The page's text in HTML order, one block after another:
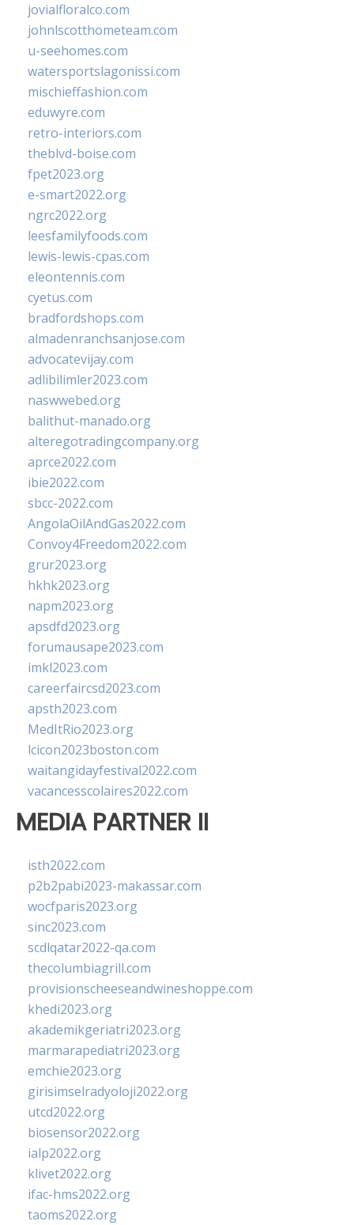
jovialfloralco.com
johnlscotthometeam.com
u-seehomes.com
watersportslagonissi.com
mischieffashion.com
eduwyre.com
retro-interiors.com
theblvd-boise.com
fpet2023.org
e-smart2022.org
ngrc2022.org
leesfamilyfoods.com
lewis-lewis-cpas.com
eleontennis.com
cyetus.com
bradfordshops.com
almadenranchsanjose.com
advocatevijay.com
adlibilimler2023.com
naswwebed.org
balithut-manado.org
alteregotradingcompany.org
aprce2022.com
ibie2022.com
sbcc-2022.com
AngolaOilAndGas2022.com
Convoy4Freedom2022.com
grur2023.org
hkhk2023.org
napm2023.org
apsdfd2023.org
forumausape2023.com
imkl2023.com
careerfaircsd2023.com
apsth2023.com
MedItRio2023.org
lcicon2023boston.com
waitangidayfestival2022.com
vacancesscolaires2022.com
MEDIA PARTNER II
isth2022.com
p2b2pabi2023-makassar.com
wocfparis2023.org
sinc2023.com
scdlqatar2022-qa.com
thecolumbiagrill.com
provisionscheeseandwineshoppe.com
khedi2023.org
akademikgeriatri2023.org
marmarapediatri2023.org
emchie2023.org
girisimselradyoloji2022.org
utcd2022.org
biosensor2022.org
ialp2022.org
klivet2022.org
ifac-hms2022.org
taoms2022.org